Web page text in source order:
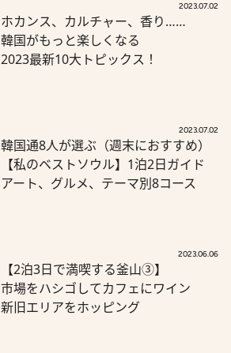
2023.07.02
ホカンス、カルチャー、香り……
韓国がもっと楽しくなる
2023最新10大トピックス！
2023.07.02
韓国通8人が選ぶ（週末におすすめ）
【私のベストソウル】1泊2日ガイド
アート、グルメ、テーマ別8コース
2023.06.06
【2泊3日で満喫する釜山③】
市場をハシゴしてカフェにワイン
新旧エリアをホッピング